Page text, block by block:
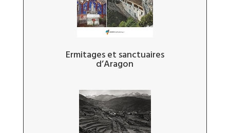
Ermitages et sanctuaires
d’Aragon